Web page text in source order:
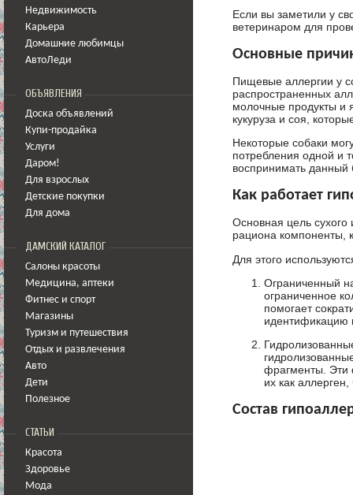
Недвижимость
Карьера
Домашние любимцы
АвтоЛеди
ОБЪЯВЛЕНИЯ
Доска объявлений
Купи-продайка
Услуги
Даром!
Для взрослых
Детские покупки
Для дома
ДАМСКИЙ КАТАЛОГ
Салоны красоты
Медицина, аптеки
Фитнес и спорт
Магазины
Туризм и путешествия
Отдых и развлечения
Авто
Дети
Полезное
СТАТЬИ
Красота
Здоровье
Мода
Если вы заметили у
ветеринаром для
Основные
Пищевые аллергии у
распространенных
молочные продукты и
кукуруза и соя,
Некоторые собаки
потребления одной и
воспринимать данный
Как работает
Основная цель сухого
рациона компоненты,
Для этого
Ограниченный
ограниченное
помогает
идентификацию
фрагменты. Эти
их как
Состав